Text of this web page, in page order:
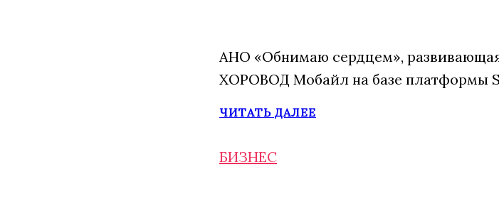
АНО «Обнимаю сердцем», развивающая
ХОРОВОД Мобайл на базе платформы
ЧИТАТЬ ДАЛЕЕ
БИЗНЕС